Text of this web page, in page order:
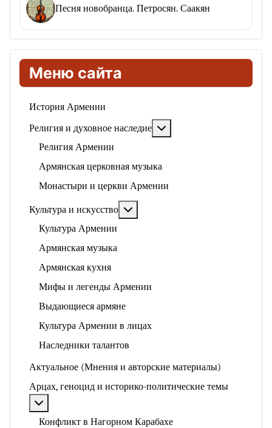
Меню сайта
История Армении
Религия и духовное наследие
Религия Армении
Армянская церковная музыка
Монастыри и церкви Армении
Культура и искусство
Культура Армении
Армянская музыка
Армянская кухня
Мифы и легенды Армении
Выдающиеся армяне
Культура Армении в лицах
Наследники талантов
Актуальное (Мнения и авторские материалы)
Арцах, геноцид и историко-политические темы
Конфликт в Нагорном Карабахе
Песня новобранца. Петросян. Саакян